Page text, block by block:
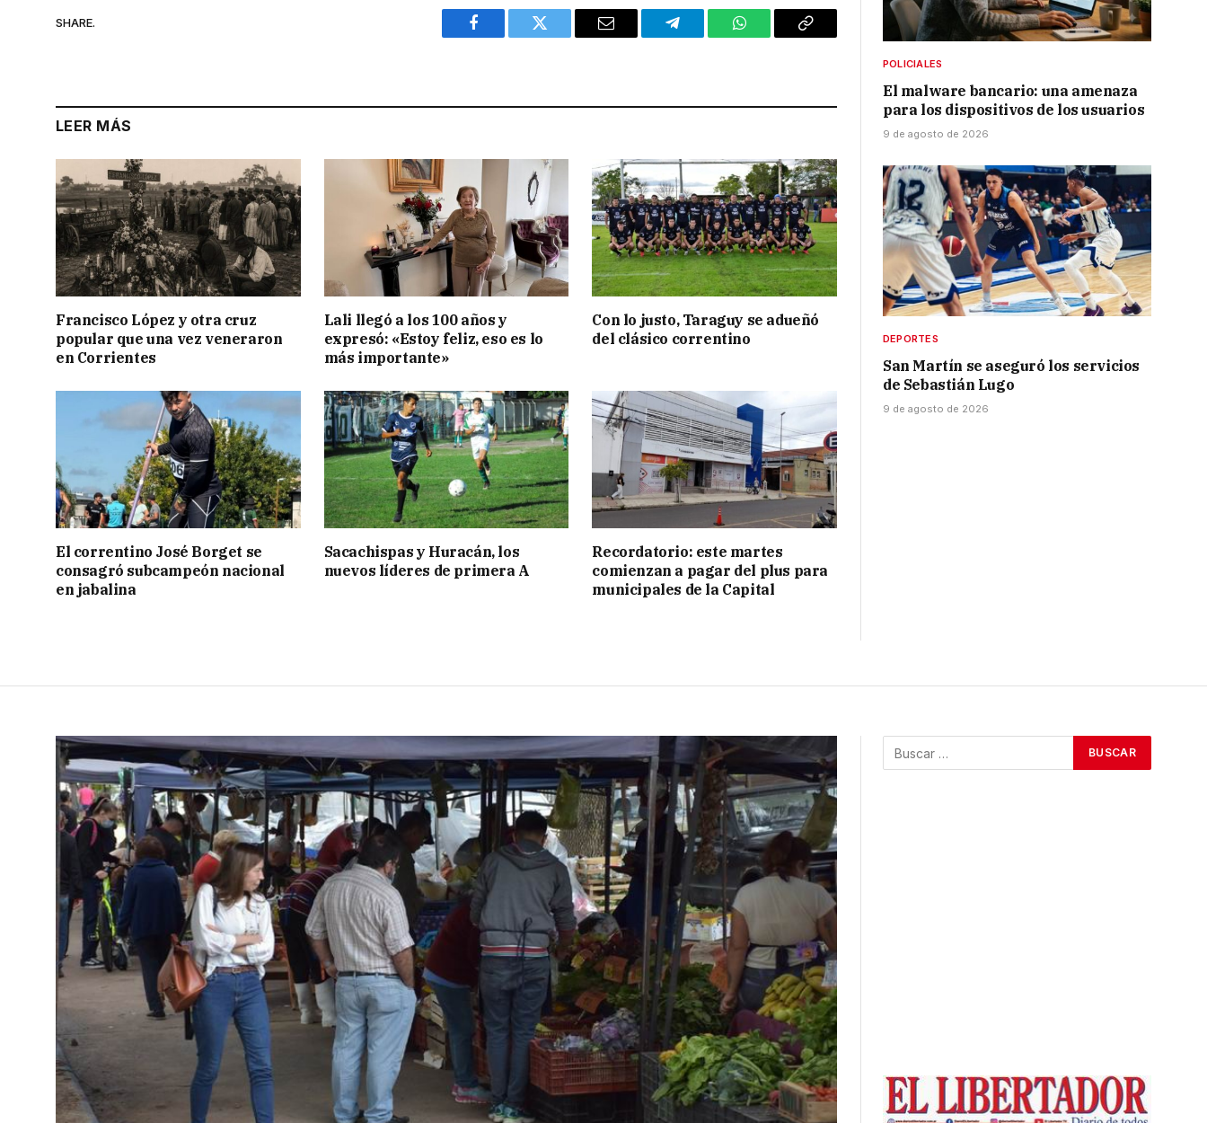
SHARE.
Facebook Twitter Email Telegram WhatsAppCopy
LEER MÁS
Francisco López y otra cruz
popular que una vez veneraron
en Corrientes
Lali llegó a los 100 años y
expresó: «Estoy feliz, eso es lo
más importante»
Con lo justo, Taraguy se adueñó
del clásico correntino
El correntino José Borget se
consagró subcampeón nacional
en jabalina
Sacachispas y Huracán, los
nuevos líderes de primera A
Recordatorio: este martes
comienzan a pagar del plus para
municipales de la Capital
POLICIALES
El malware bancario: una amenaza
para los dispositivos de los usuarios
9 de agosto de 2026
DEPORTES
San Martín se aseguró los servicios
de Sebastián Lugo
9 de agosto de 2026